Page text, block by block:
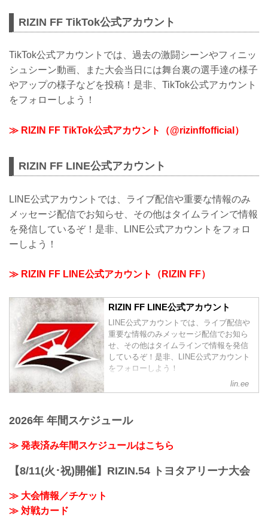
RIZIN FF TikTok公式アカウント
TikTok公式アカウントでは、過去の激闘シーンやフィニッ
シュシーン動画、また大会当日には舞台裏の選手達の様子
やアップの様子などを投稿！是非、TikTok公式アカウント
をフォローしよう！
≫ RIZIN FF TikTok公式アカウント（@rizinffofficial）
RIZIN FF LINE公式アカウント
LINE公式アカウントでは、ライブ配信や重要な情報のみ
メッセージ配信でお知らせ、その他はタイムラインで情報
を発信しているぞ！是非、LINE公式アカウントをフォロ
ーしよう！
≫ RIZIN FF LINE公式アカウント（RIZIN FF）
RIZIN FF LINE公式アカウント
LINE公式アカウントでは、ライブ配信や
重要な情報のみメッセージ配信でお知ら
せ、その他はタイムラインで情報を発信
しているぞ！是非、LINE公式アカウント
をフォローしよう！
lin.ee
2026年 年間スケジュール
≫ 発表済み年間スケジュールはこちら
【8/11(火･祝)開催】RIZIN.54 トヨタアリーナ大会
≫ 大会情報／チケット
≫ 対戦カード